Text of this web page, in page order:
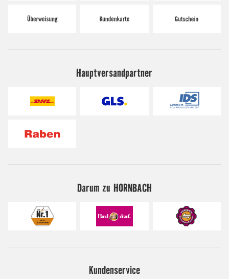
Hauptversandpartner
Darum zu HORNBACH
Kundenservice